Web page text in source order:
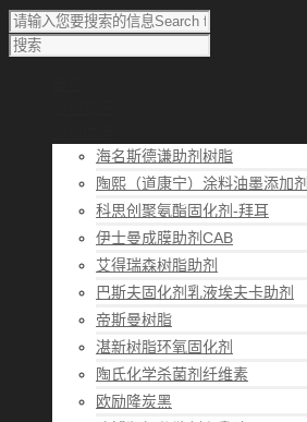
海名斯德谦助剂树脂
陶熙（道康宁）涂料油墨添加剂
科思创聚氨酯固化剂-拜耳
伊士曼成膜助剂CAB
艾得瑞森树脂助剂
巴斯夫固化剂乳液埃夫卡助剂
帝斯曼树脂
湛新树脂环氧固化剂
陶氏化学杀菌剂纤维素
欧励隆炭黑